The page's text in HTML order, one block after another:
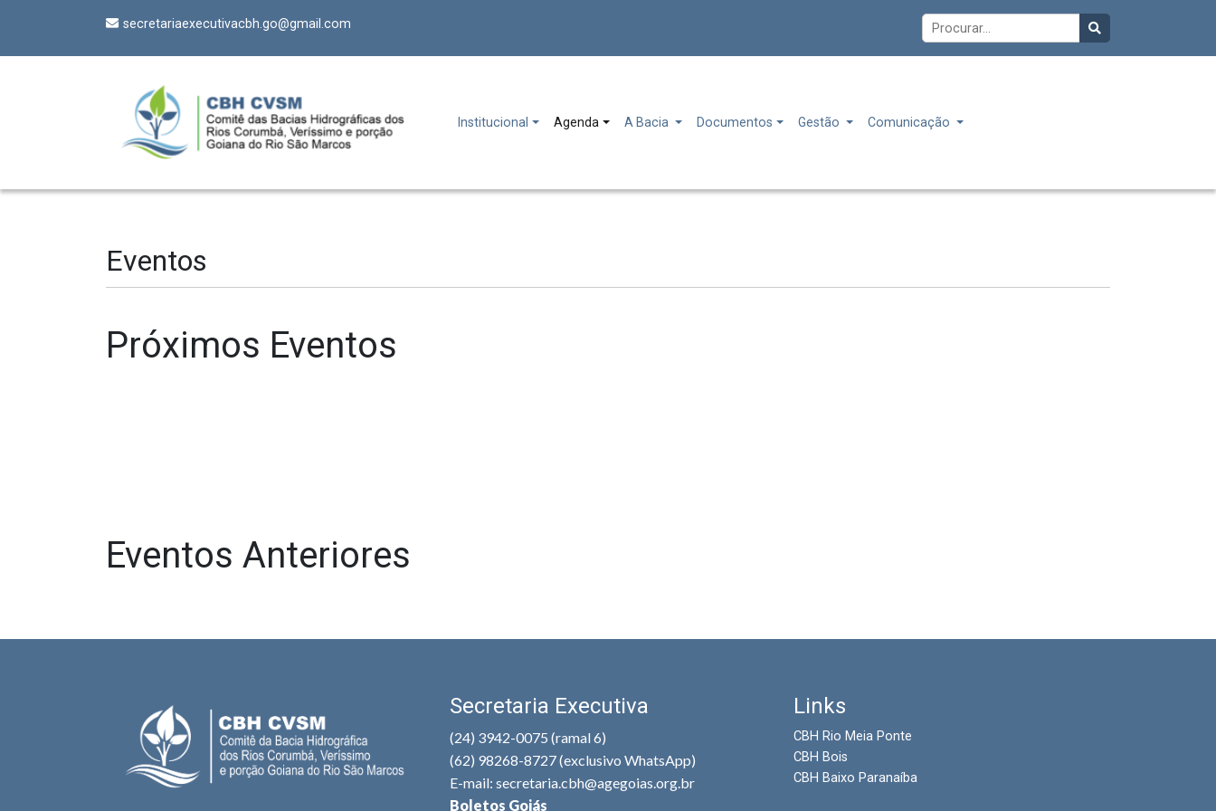
secretariaexecutivacbh.go@gmail.com
Institucional Agenda A Bacia Documentos Gestão Comunicação
Eventos
Próximos Eventos
Eventos Anteriores
Secretaria Executiva
(24) 3942-0075 (ramal 6)
(62) 98268-8727 (exclusivo WhatsApp)
E-mail: secretaria.cbh@agegoias.org.br
Boletos Goiás
Links
CBH Rio Meia Ponte
CBH Bois
CBH Baixo Paranaíba